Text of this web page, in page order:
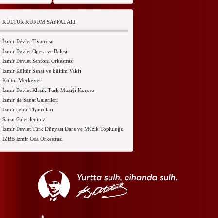
KÜLTÜR KURUM SAYFALARI
İzmir Devlet Tiyatrosu
İzmir Devlet Opera ve Balesi
İzmir Devlet Senfoni Orkestrası
İzmir Kültür Sanat ve Eğitim Vakfı
Kültür Merkezleri
İzmir Devlet Klasik Türk Müziği Korosu
İzmir`de Sanat Galerileri
İzmir Şehir Tiyatroları
Sanat Galerilerimiz
İzmir Devlet Türk Dünyası Dans ve Müzik Topluluğu
İZBB İzmir Oda Orkestrası